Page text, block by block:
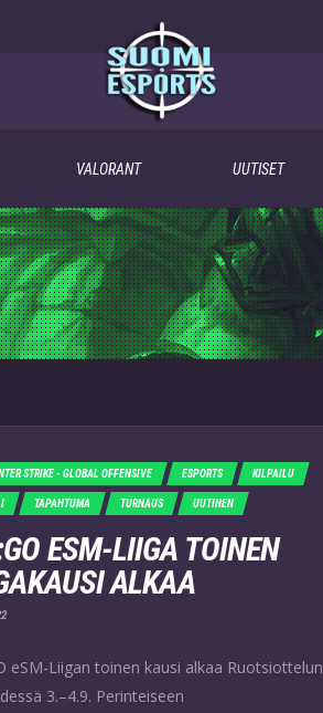
VALORANT UUTISET
STRIKE - GLOBAL OFFENSIVE ESPORTS KILPAILU
TAPAHTUMA TURNAUS UUTINEN
ESM-LIIGA TOINEN
ALKAA
eSM-Liigan toinen kausi alkaa Ruotsiottelun
3.–4.9. Perinteiseen